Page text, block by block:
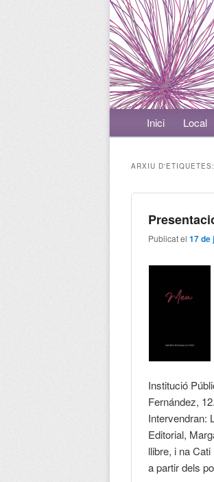
Menú principalAneu al
Aneu al
Inici Local
ARXIU D'ETIQUETES:
Publicat el17 de
Institució
Fernández,
Intervendran:
Editorial,
llibre, i na
a partir dels